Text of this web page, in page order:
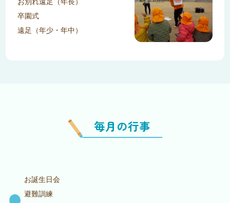
お別れ遠足（年長）
卒園式
遠足（年少・年中）
毎月の行事
お誕生日会
避難訓練